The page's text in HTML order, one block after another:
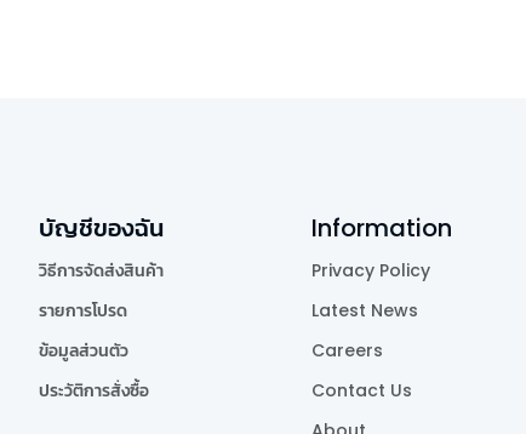
บัญชีของฉัน
วิธีการจัดส่งสินค้า
รายการโปรด
ข้อมูลส่วนตัว
ประวัติการสั่งซื้อ
Information
Privacy Policy
Latest News
Careers
Contact Us